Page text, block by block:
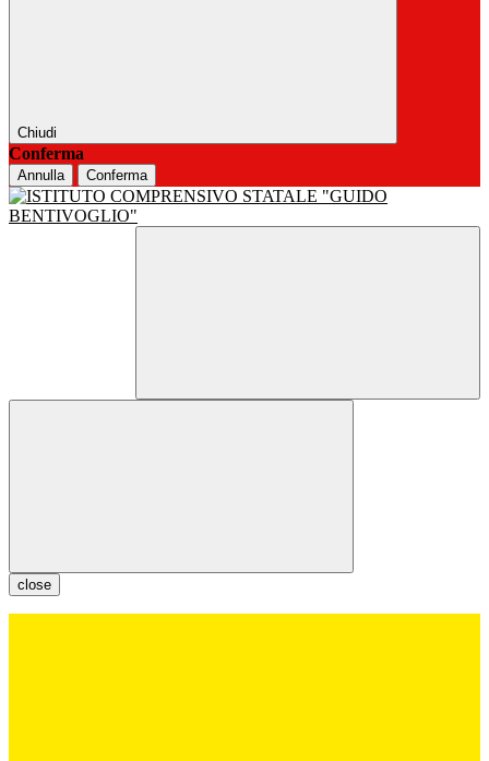
Chiudi
Conferma
Annulla Conferma
close